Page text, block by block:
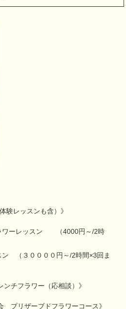
験レッスンも含）》
ワーレッスン （4000円～/2時
ン （３００００円～/2時間×3回ま
ンチフラワー（応相談）》
プリザーブドフラワーコース》